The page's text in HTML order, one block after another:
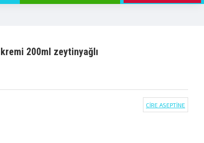
200ml zeyti̇nyağli
CİRE ASEPTİNE